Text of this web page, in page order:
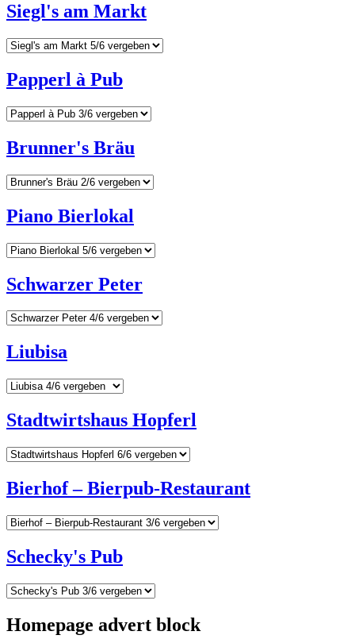
Siegl's am Markt
Papperl à Pub
Brunner's Bräu
Piano Bierlokal
Schwarzer Peter
Liubisa
Stadtwirtshaus Hopferl
Bierhof – Bierpub-Restaurant
Schecky's Pub
Homepage advert block